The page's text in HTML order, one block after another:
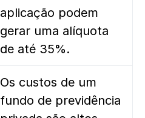
aplicação podem
gerar uma alíquota
de até 35%.
Os custos de um
fundo de previdência